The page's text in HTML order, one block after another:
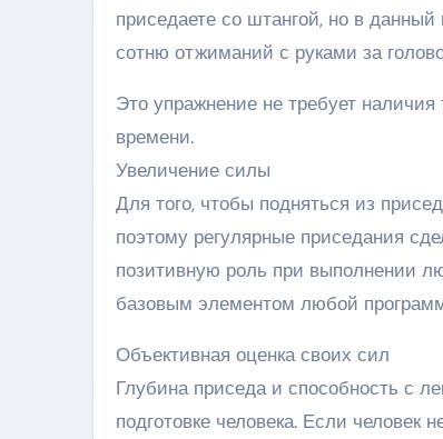
приседаете со штангой, но в
сотню отжиманий с руками за
Это упражнение не требует
времени.
Увеличение силы
Для того, чтобы подняться из
поэтому регулярные приседания
позитивную роль при выполнении
базовым элементом любой
Объективная оценка своих сил
Глубина приседа и способность с
подготовке человека. Если человек